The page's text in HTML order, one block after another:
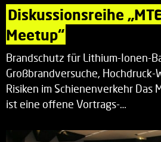
Diskussionsreihe
Meetup“
Brandschutz für Lithium-Ionen-
Großbrandversuche, Hochdruck-
Risiken im Schienenverkehr Das
ist eine offene Vortrags-…